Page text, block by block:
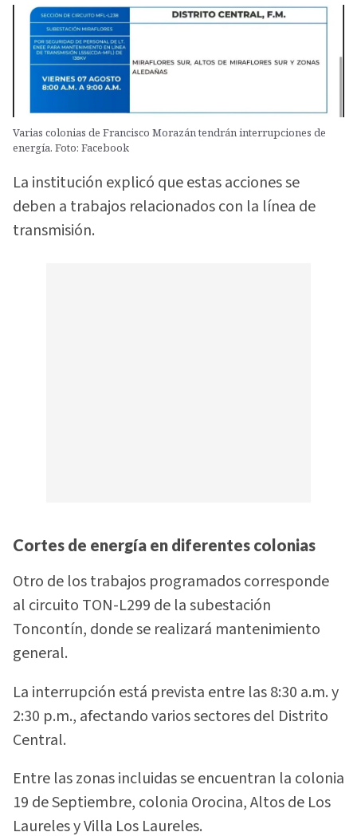
Varias colonias de Francisco Morazán tendrán interrupciones de
energía. Foto: Facebook
La institución explicó que estas acciones se
deben a trabajos relacionados con la línea de
transmisión.
Cortes de energía en diferentes colonias
Otro de los trabajos programados corresponde
al circuito TON-L299 de la subestación
Toncontín, donde se realizará mantenimiento
general.
La interrupción está prevista entre las 8:30 a.m. y
2:30 p.m., afectando varios sectores del Distrito
Central.
Entre las zonas incluidas se encuentran la colonia
19 de Septiembre, colonia Orocina, Altos de Los
Laureles y Villa Los Laureles.